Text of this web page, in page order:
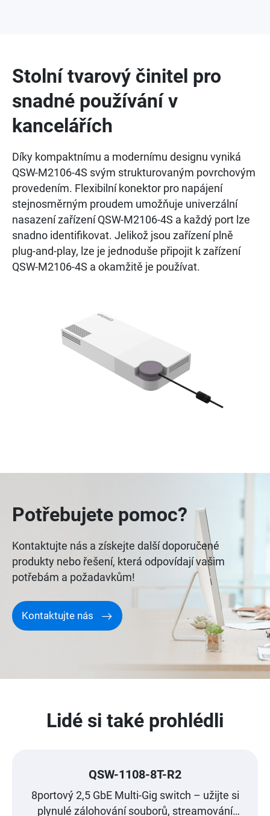
Stolní tvarový činitel pro
snadné používání v
kancelářích
Díky kompaktnímu a modernímu designu vyniká
QSW-M2106-4S svým strukturovaným povrchovým
provedením. Flexibilní konektor pro napájení
stejnosměrným proudem umožňuje univerzální
nasazení zařízení QSW-M2106-4S a každý port lze
snadno identifikovat. Jelikož jsou zařízení plně
plug-and-play, lze je jednoduše připojit k zařízení
QSW-M2106-4S a okamžitě je používat.
Potřebujete pomoc?
Kontaktujte nás a získejte další doporučené
produkty nebo řešení, která odpovídají vašim
potřebám a požadavkům!
Kontaktujte nás
Lidé si také prohlédli
QSW-1108-8T-R2
8portový 2,5 GbE Multi-Gig switch – užijte si
plynulé zálohování souborů, streamování